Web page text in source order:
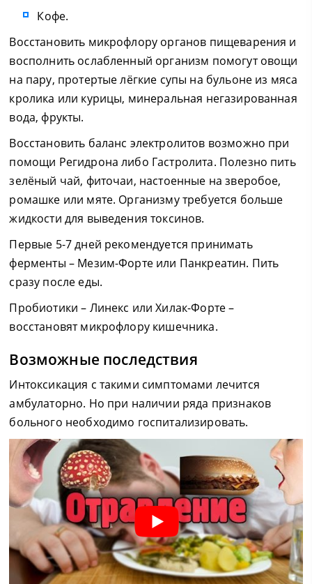
Кофе.
Восстановить микрофлору органов пищеварения и
восполнить ослабленный организм помогут овощи
на пару, протертые лёгкие супы на бульоне из мяса
кролика или курицы, минеральная негазированная
вода, фрукты.
Восстановить баланс электролитов возможно при
помощи Регидрона либо Гастролита. Полезно пить
зелёный чай, фиточаи, настоенные на зверобое,
ромашке или мяте. Организму требуется больше
жидкости для выведения токсинов.
Первые 5-7 дней рекомендуется принимать
ферменты – Мезим-Форте или Панкреатин. Пить
сразу после еды.
Пробиотики – Линекс или Хилак-Форте –
восстановят микрофлору кишечника.
Возможные последствия
Интоксикация с такими симптомами лечится
амбулаторно. Но при наличии ряда признаков
больного необходимо госпитализировать.